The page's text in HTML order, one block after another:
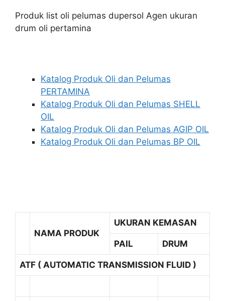
Produk list oli pelumas dupersol Agen ukuran
drum oli pertamina
Katalog Produk Oli dan Pelumas
PERTAMINA
Katalog Produk Oli dan Pelumas SHELL
OIL
Katalog Produk Oli dan Pelumas AGIP OIL
Katalog Produk Oli dan Pelumas BP OIL
NAMA PRODUK
UKURAN KEMASAN
PAIL DRUM
ATF ( AUTOMATIC TRANSMISSION FLUID )